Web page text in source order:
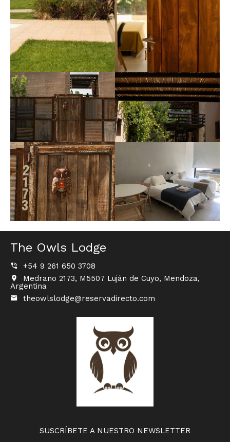
The Owls Lodge
+54 9 261 650 3708
Medrano 2173, M5507 Luján de Cuyo, Mendoza,
Argentina
theowlslodge@reservadirecto.com
SUSCRÍBETE A NUESTRO NEWSLETTER